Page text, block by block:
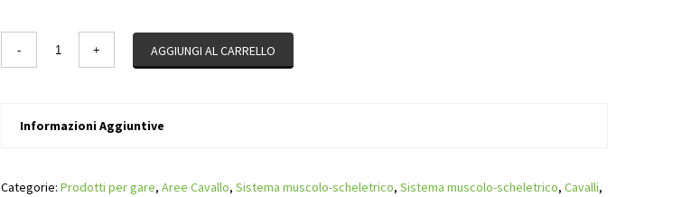
Quantity
AGGIUNGI AL CARRELLO
Informazioni Aggiuntive
Categorie: Prodotti per gare, Aree Cavallo, Sistema muscolo-scheletrico, Sistema muscolo-scheletrico, Cavalli,